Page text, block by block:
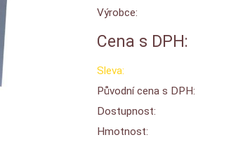
Výrobce:
Cena s DPH:
Sleva:
Původní cena s DPH:
Dostupnost:
Hmotnost: